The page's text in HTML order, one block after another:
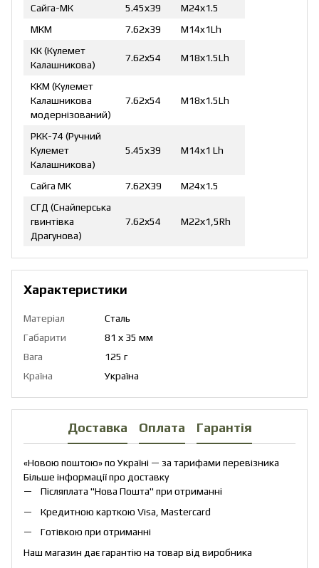
Сайга-МК
5.45х39
М24х1.5
МКМ
7.62х39
M14x1Lh
КК (Кулемет
Калашникова)
7.62х54 М18х1.5Lh
ККМ (Кулемет
Калашникова
модернізований)
7.62х54 М18х1.5Lh
РКК-74 (Ручний
Кулемет
Калашникова)
5.45х39 М14х1 Lh
Сайга МК 7.62Х39
М24х1.5
СГД (Снайперська
гвинтівка
Драгунова)
7.62х54 М22х1,5Rh
Характеристики
Матеріал
Сталь
Габарити
81 х 35 мм
Вага
125 г
Країна
Україна
Доставка Оплата Гарантія
«Новою поштою» по Україні — за тарифами перевізника
Більше інформації про доставку
Післяплата "Нова Пошта" при отриманні
Кредитною карткою Visa, Mastercard
Готівкою при отриманні
Наш магазин дає гарантію на товар від виробника